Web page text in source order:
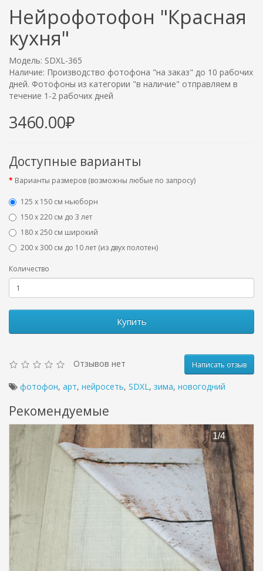
Нейрофотофон "Красная
кухня"
Модель: SDXL-365
Наличие: Производство фотофона "на заказ" до 10 рабочих
дней. Фотофоны из категории "в наличие" отправляем в
течение 1-2 рабочих дней
3460.00₽
Доступные варианты
Варианты размеров (возможны любые по запросу)
125 x 150 см ньюборн
150 х 220 см до 3 лет
180 х 250 см широкий
200 х 300 см до 10 лет (из двух полотен)
Количество
Купить
Отзывов нет Написать отзыв
фотофон, арт, нейросеть, SDXL, зима, новогодний
Рекомендуемые